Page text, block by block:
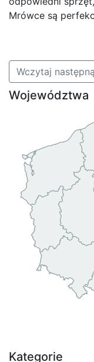
Mrówce są
Wczytaj
Województwa
Kategorie